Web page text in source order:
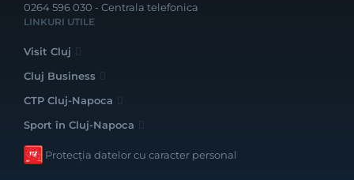
0264 596 030 - Centrala telefonica
LINKURI UTILE
Visit Cluj
Cluj Business
CTP Cluj-Napoca
Sport în Cluj-Napoca
Protecția datelor cu caracter personal